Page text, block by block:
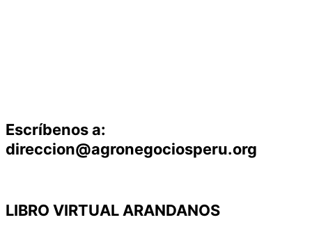
Escríbenos a:
direccion@agronegociosperu.org
LIBRO VIRTUAL ARANDANOS